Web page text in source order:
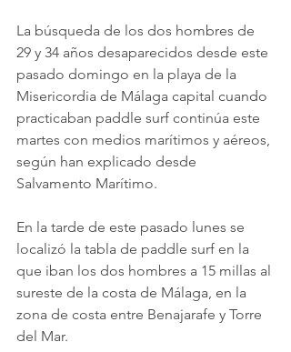
La búsqueda de los dos hombres de
29 y 34 años desaparecidos desde este
pasado domingo en la playa de la
Misericordia de Málaga capital cuando
practicaban paddle surf continúa este
martes con medios marítimos y aéreos,
según han explicado desde
Salvamento Marítimo.
En la tarde de este pasado lunes se
localizó la tabla de paddle surf en la
que iban los dos hombres a 15 millas al
sureste de la costa de Málaga, en la
zona de costa entre Benajarafe y Torre
del Mar.